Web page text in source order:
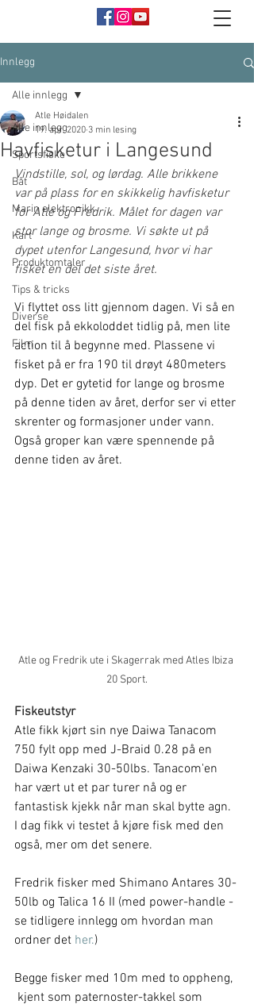
Innlegg
Alle innlegg
Sportsfiske
Båt
Marin elektronikk
Kart
Produktomtaler
Tips & tricks
Diverse
Film
Alle innlegg
Havfisketur i Langesund
Atle Høidalen
19. apr. 2020 3 min lesing
Vindstille, sol, og lørdag. Alle brikkene
var på plass for en skikkelig havfisketur
for Atle og Fredrik. Målet for dagen var
stor lange og brosme. Vi søkte ut på
dypet utenfor Langesund, hvor vi har
fisket en del det siste året.
Vi flyttet oss litt gjennom dagen. Vi så en
del fisk på ekkoloddet tidlig på, men lite
action til å begynne med. Plassene vi
fisket på er fra 190 til drøyt 480meters
dyp. Det er gytetid for lange og brosme
på denne tiden av året, derfor ser vi etter
skrenter og formasjoner under vann.
Også groper kan være spennende på
denne tiden av året.
Atle og Fredrik ute i Skagerrak med Atles Ibiza
20 Sport.
Fiskeutstyr
Atle fikk kjørt sin nye Daiwa Tanacom
750 fylt opp med J-Braid 0.28 på en
Daiwa Kenzaki 30-50lbs. Tanacom'en
har vært ut et par turer nå og er
fantastisk kjekk når man skal bytte agn.
I dag fikk vi testet å kjøre fisk med den
også, mer om det senere.
Fredrik fisker med Shimano Antares 30-
50lb og Talica 16 II (med power-handle -
se tidligere innlegg om hvordan man
ordner det her.)
Begge fisker med 10m med to oppheng,
kjent som paternoster-takkel som